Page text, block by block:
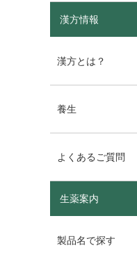
漢方情報
漢方とは？
養生
よくあるご質問
生薬案内
製品名で探す